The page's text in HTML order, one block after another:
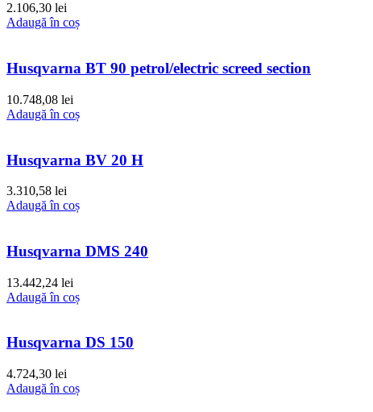
2.106,30 lei
Adaugă în coș
Husqvarna BT 90 petrol/electric screed section
10.748,08 lei
Adaugă în coș
Husqvarna BV 20 H
3.310,58 lei
Adaugă în coș
Husqvarna DMS 240
13.442,24 lei
Adaugă în coș
Husqvarna DS 150
4.724,30 lei
Adaugă în coș